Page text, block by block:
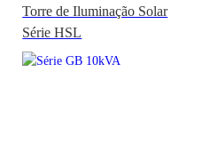
Torre de Iluminação Solar
Série HSL